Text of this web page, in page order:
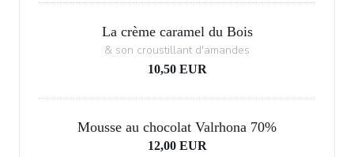
La crème caramel du Bois
& son croustillant d'amandes
10,50 EUR
Mousse au chocolat Valrhona 70%
12,00 EUR